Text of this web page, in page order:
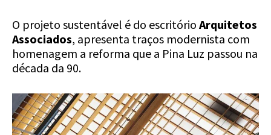
O projeto sustentável é do escritório Arquitetos
Associados, apresenta traços modernista com
homenagem a reforma que a Pina Luz passou na
década da 90.